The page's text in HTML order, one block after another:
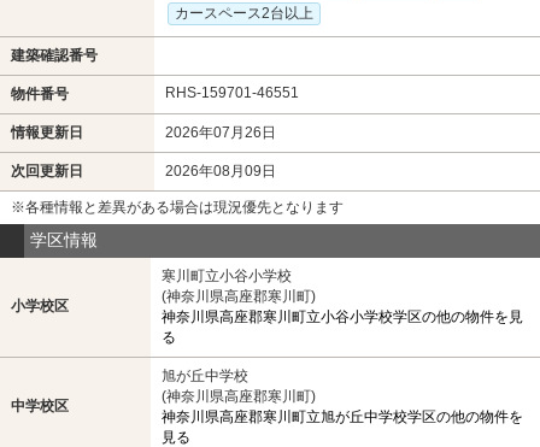
カースペース2台以上
建築確認番号
物件番号 RHS-159701-46551
情報更新日 2026年07月26日
次回更新日 2026年08月09日
※各種情報と差異がある場合は現況優先となります
学区情報
小学校区
寒川町立小谷小学校
(神奈川県高座郡寒川町)
神奈川県高座郡寒川町立小谷小学校学区の他の物件を見
る
中学校区
旭が丘中学校
(神奈川県高座郡寒川町)
神奈川県高座郡寒川町立旭が丘中学校学区の他の物件を
見る